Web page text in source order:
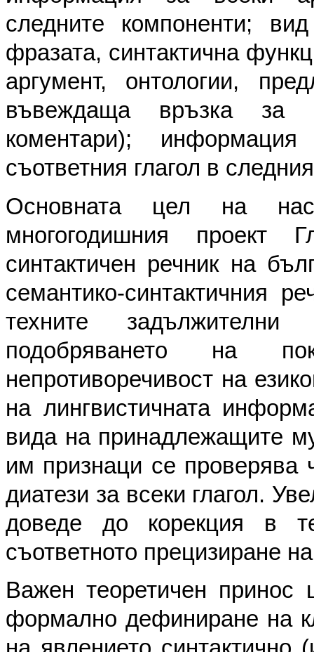
следните компоненти;
фразата, синтактична
аргумент, онтологии,
въвеждаща връзка за
коментари);
съответния глагол в
Основната цел на
многогодишния проект
синтактичен речник на
семантико-синтактичния
техните
подобряването на
непротиворечивост на
на лингвистичната
вида на принадлежащите
им признаци се проверява
диатези за всеки глагол.
доведе до корекция в
съответното прецизиране
Важен теоретичен принос
формално дефиниране на